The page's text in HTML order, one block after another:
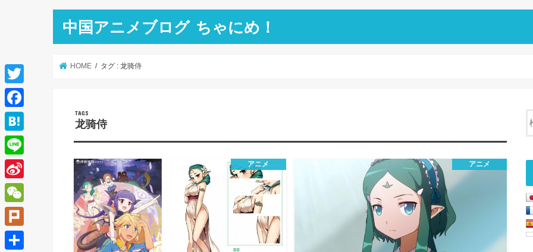
中国アニメブログ ちゃにめ！
HOME タグ : 龙骑侍
龙骑侍
アニメ アニメ
T
w
i
t
e
r
F
a
c
e
b
o
o
k
H
a
t
e
a
L
i
n
e
S
i
n
a
W
e
C
P